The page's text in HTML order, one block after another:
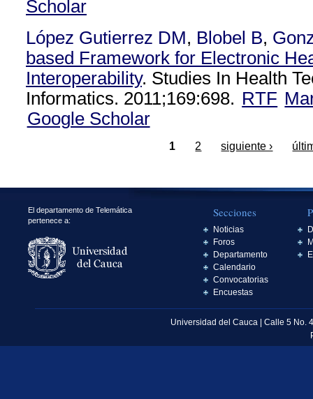
Scholar
López Gutierrez DM, Blobel B,
based Framework for Electronic
Interoperability. Studies In Health
Informatics. 2011;169:698. RTF
Google Scholar
1 2 siguiente ›
El departamento de Telemática
pertenece a:
Secciones
Noticias
Foros
Departamento
Calendario
Convocatorias
Encuestas
Universidad del Cauca | Calle 5 No.